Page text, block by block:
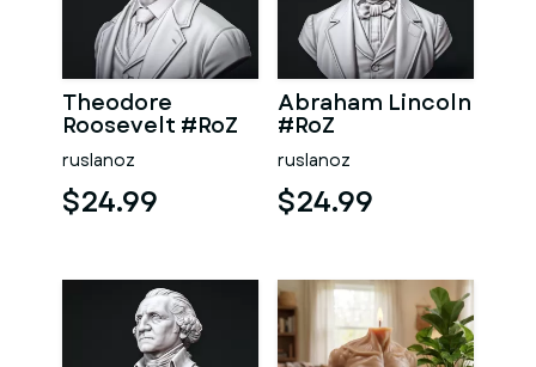
Theodore
Roosevelt #RoZ
ruslanoz
$24.99
Abraham Lincoln
#RoZ
ruslanoz
$24.99